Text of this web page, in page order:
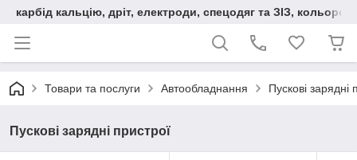
карбід кальцію, дріт, електроди, спецодяг та ЗІЗ,
Товари та послуги Автообладнання Пускові зарядні
Пускові зарядні пристрої